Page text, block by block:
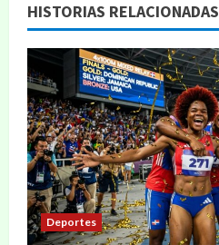
HISTORIAS RELACIONADAS
Deportes